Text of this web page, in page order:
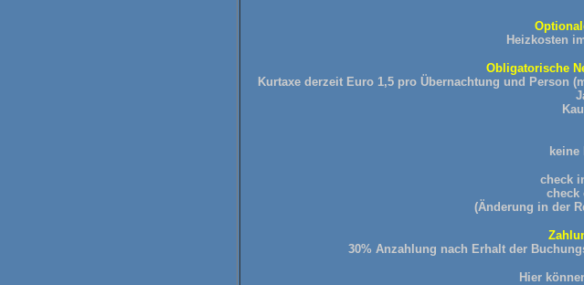
Heizkosten
Obligatorische
Kurtaxe derzeit Euro 1,5 pro Übernachtung und Person
keine
check
check
(Änderung in der
30% Anzahlung nach Erhalt der
Hier